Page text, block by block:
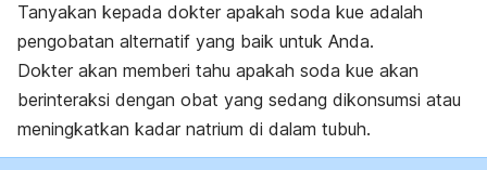
Tanyakan kepada dokter apakah soda kue adalah
pengobatan alternatif yang baik untuk Anda.
Dokter akan memberi tahu apakah soda kue akan
berinteraksi dengan obat yang sedang dikonsumsi atau
meningkatkan kadar natrium di dalam tubuh.